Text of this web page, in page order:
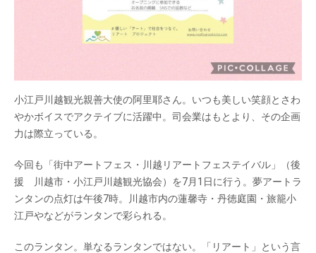
小江戸川越観光親善大使の阿里耶さん。いつも美しい笑顔とさわ
やかボイスでアクテイブに活躍中。司会業はもとより、その企画
力は際立っている。
今回も「街中アートフェス・川越リアートフェステイバル」（後
援 川越市・小江戸川越観光協会）を7月1日に行う。夢アートラ
ンタンの点灯は午後7時。川越市内の蓮馨寺・丹徳庭園・旅籠小
江戸やなどがランタンで彩られる。
このランタン。単なるランタンではない。「リアート」という言